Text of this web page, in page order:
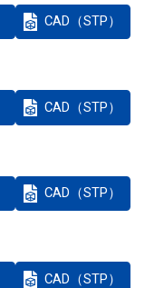
CAD（STP）
CAD（STP）
CAD（STP）
CAD（STP）